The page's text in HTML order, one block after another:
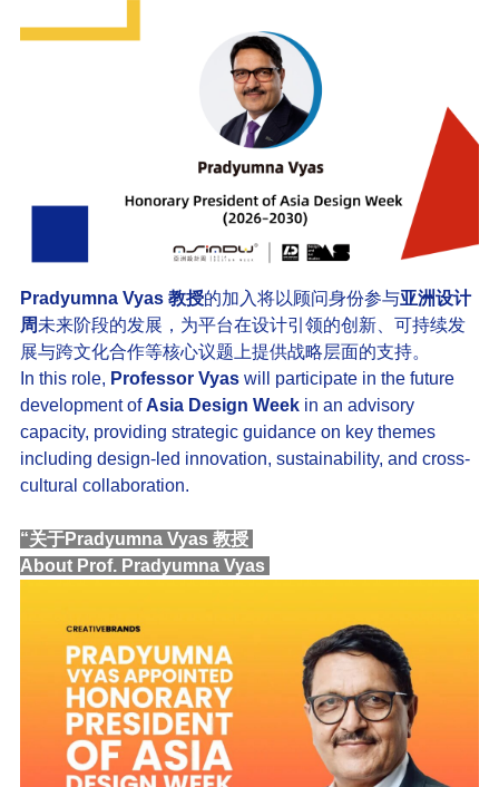
Pradyumna Vyas 教授的加入将以顾问身份参与亚洲设计
周未来阶段的发展，为平台在设计引领的创新、可持续发
展与跨文化合作等核心议题上提供战略层面的支持。
In this role, Professor Vyaswill participate in the future
development ofAsia Design Weekin an advisory
capacity, providing strategic guidance on key themes
including design-led innovation, sustainability, and cross-
cultural collaboration.
“关于Pradyumna Vyas 教授
About Prof. Pradyumna Vyas